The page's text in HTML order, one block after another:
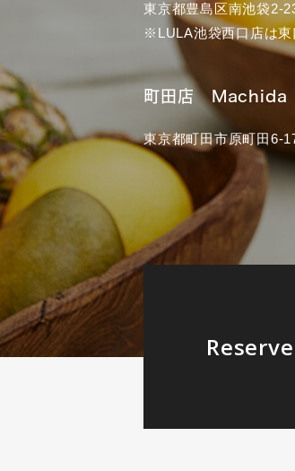
東京都豊島区南池袋2-
※LULA池袋西口店は東
町田店 Machida
東京都町田市原町田
Reserve